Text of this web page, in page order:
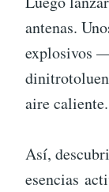
antenas.
explosivos
aire caliente.
Así,
esencias